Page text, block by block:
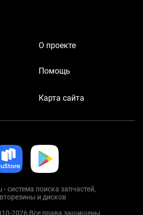
О проекте
Помощь
Карта сайта
система поиска запчастей,
и дисков
2026 Все права защищены